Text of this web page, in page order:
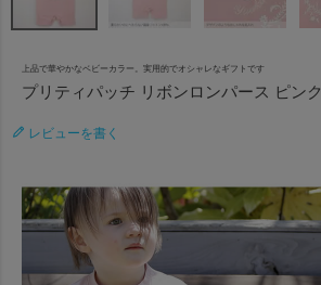
上品で華やかなベビーカラー。実用的でオシャレなギフトです
プリティパッチ リボンロンパース ピンク
レビューを書く